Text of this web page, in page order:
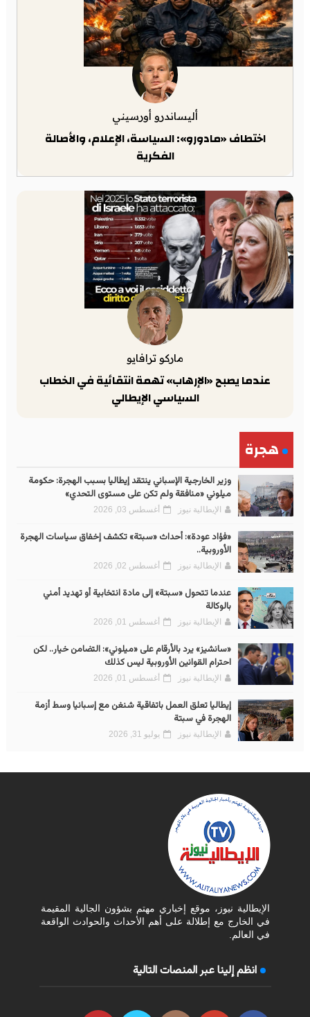
أليساندرو أورسيني
اختطاف «مادورو»: السياسة، الإعلام، والأصالة
الفكرية
ماركو ترافايو
عندما يصبح «الإرهاب» تهمة انتقائية في الخطاب
السياسي الإيطالي
هجرة
وزير الخارجية الإسباني ينتقد إيطاليا بسبب الهجرة: حكومة
ميلوني «منافقة ولم تكن على مستوى التحدي»
الإيطالية نيوز أغسطس 03, 2026
«فؤاد عودة»: أحداث «سبتة» تكشف إخفاق سياسات الهجرة
الأوروبية..
الإيطالية نيوز أغسطس 02, 2026
عندما تتحول «سبتة» إلى مادة انتخابية أو تهديد أمني
بالوكالة
الإيطالية نيوز أغسطس 01, 2026
«سانشيز» يرد بالأرقام على «ميلوني»: التضامن خيار.. لكن
احترام القوانين الأوروبية ليس كذلك
الإيطالية نيوز أغسطس 01, 2026
إيطاليا تعلق العمل باتفاقية شنغن مع إسبانيا وسط أزمة
الهجرة في سبتة
الإيطالية نيوز يوليو 31, 2026
الإيطالية نيوز، موقع إخباري مهتم بشؤون الجالية المقيمة
في الخارج مع إطلالة على أهم الأحداث والحوادث الواقعة
في العالم.
انظم إلينا عبر المنصات التالية